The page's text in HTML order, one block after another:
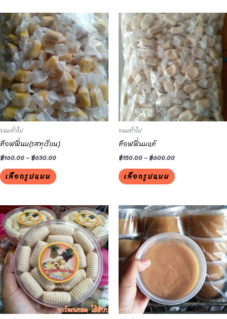
ขนมทั่วไป
ท็อฟฟี่นม(รสทุเรียน)
฿160.00–฿630.00
เลือกรูปแบบ
This
product
has
multiple
variants.
The
options
may
be
on
the
product
page
ขนมทั่วไป
ท็อฟฟี่นมแท้
฿150.00–฿600.00
เลือกรูปแบบ
This
product
has
multiple
variants.
The
options
may
be
the
product
page
This
product
has
multiple
variants.
The
options
may
be
This
product
has
multiple
variants.
options
may
be